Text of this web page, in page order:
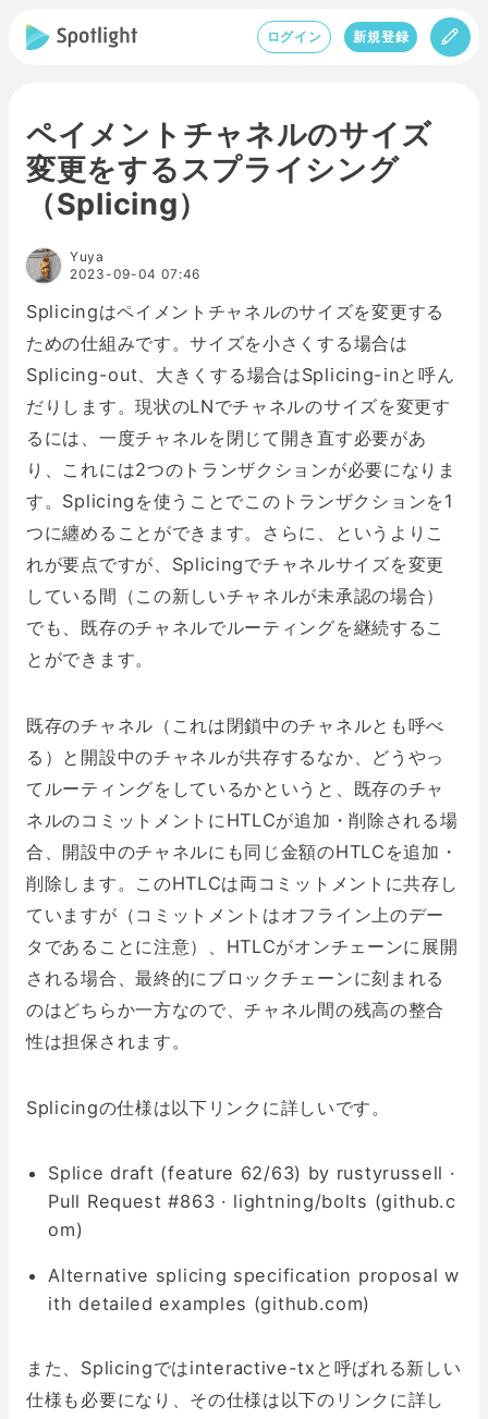
ログイン 新規登録
ペイメントチャネルのサイズ
変更をするスプライシング
（Splicing）
Yuya
2023-09-04 07:46
Splicingはペイメントチャネルのサイズを変更する
ための仕組みです。サイズを小さくする場合は
Splicing-out、大きくする場合はSplicing-inと呼ん
だりします。現状のLNでチャネルのサイズを変更す
るには、一度チャネルを閉じて開き直す必要があ
り、これには2つのトランザクションが必要になりま
す。Splicingを使うことでこのトランザクションを1
つに纏めることができます。さらに、というよりこ
れが要点ですが、Splicingでチャネルサイズを変更
している間（この新しいチャネルが未承認の場合）
でも、既存のチャネルでルーティングを継続するこ
とができます。
既存のチャネル（これは閉鎖中のチャネルとも呼べ
る）と開設中のチャネルが共存するなか、どうやっ
てルーティングをしているかというと、既存のチャ
ネルのコミットメントにHTLCが追加・削除される場
合、開設中のチャネルにも同じ金額のHTLCを追加・
削除します。このHTLCは両コミットメントに共存し
ていますが（コミットメントはオフライン上のデー
タであることに注意）、HTLCがオンチェーンに展開
される場合、最終的にブロックチェーンに刻まれる
のはどちらか一方なので、チャネル間の残高の整合
性は担保されます。
Splicingの仕様は以下リンクに詳しいです。
Splice draft (feature 62/63) by rustyrussell ·
Pull Request #863 · lightning/bolts (github.c
om)
Alternative splicing specification proposal w
ith detailed examples (github.com)
また、Splicingではinteractive-txと呼ばれる新しい
仕様も必要になり、その仕様は以下のリンクに詳し